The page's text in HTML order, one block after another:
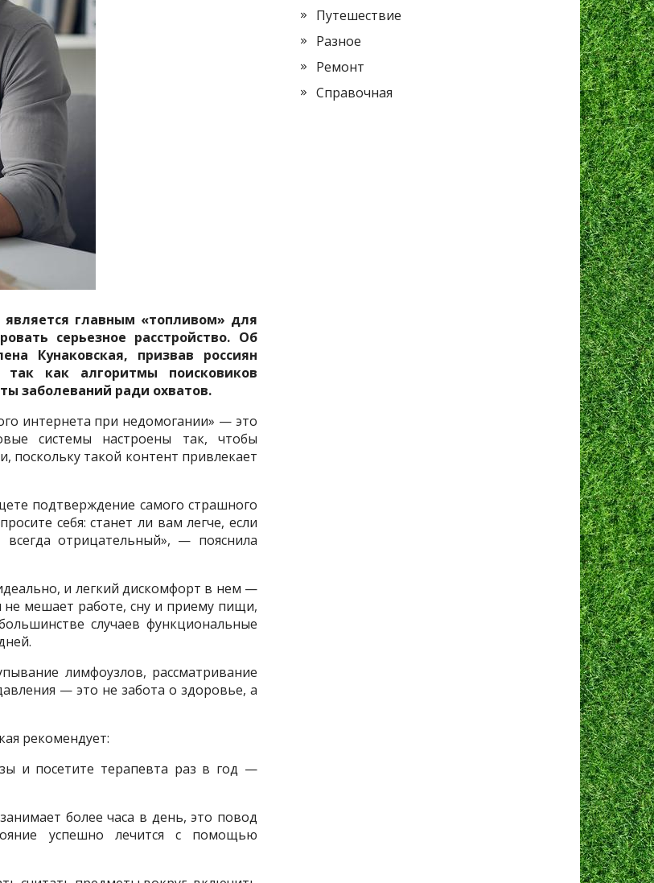
является главным «топливом» для
серьезное расстройство. Об
Кунаковская, призвав россиян
так как алгоритмы поисковиков
заболеваний ради охватов.
интернета при недомогании» — это
системы настроены так, чтобы
поскольку такой контент привлекает
подтверждение самого страшного
себя: станет ли вам легче, если
отрицательный», — пояснила
и легкий дискомфорт в нем —
мешает работе, сну и приему пищи,
случаев функциональные
лимфоузлов, рассматривание
— это не забота о здоровье, а
рекомендует:
и посетите терапевта раз в год —
более часа в день, это повод
успешно лечится с помощью
Путешествие
Разное
Ремонт
Справочная